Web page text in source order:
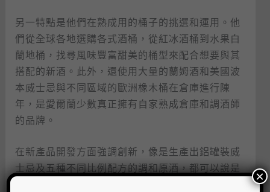
另一特點是他們在熟成用的桶子的挑選和運用。他
們從全球各地選購各式酒桶，從紅冰酒桶到水果白
蘭地桶，找尋風味豐富甜美的桶型來配合想要與其
搭配的新酒。此外，還使用大量的蘭姆酒和美國波
本威士忌與不同區域的歐洲橡木桶在倉庫進行陳
年，是愛爾蘭少數真正擁有自家熟成倉庫和調酒師
的品牌。
在新產品開發方面強調創新，像是生產出鋁罐裝威
士忌及五種不同比例配方的調和原酒，都可以說是
×